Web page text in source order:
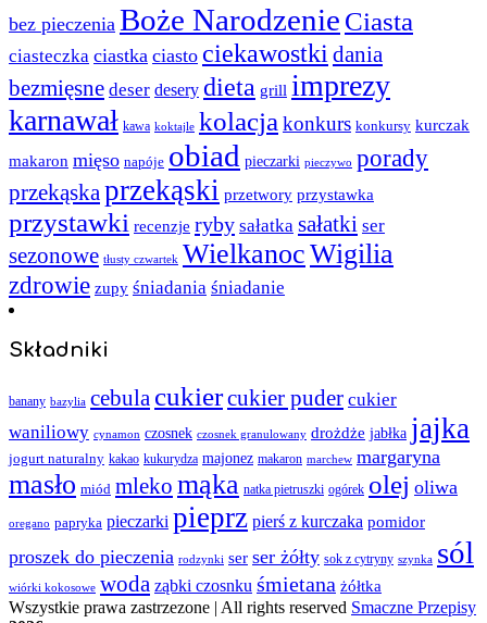
bez pieczenia Boże Narodzenie Ciasta
ciasteczka ciastka ciasto ciekawostki dania
bezmięsne deser desery dieta grill imprezy
karnawał kawa koktajle kolacja konkurs konkursy kurczak
makaron mięso napóje obiad pieczarki pieczywo porady
przekąska przekąski przetwory przystawka
przystawki recenzje ryby sałatka sałatki ser
sezonowe tłusty czwartek WielkanocWigilia
zdrowie zupy śniadania śniadanie
Składniki
banany bazylia cebula cukiercukier puder cukier
waniliowy cynamon czosnek czosnek granulowany drożdże jabłka jajka
jogurt naturalny kakao kukurydza majonez makaron marchew margaryna
masło miód mleko mąka natka pietruszki ogórek olej oliwa
oregano papryka pieczarki pieprz pierś z kurczaka pomidor
proszek do pieczenia rodzynki ser ser żółty sok z cytryny szynka sól
wiórki kokosowe woda ząbki czosnku śmietana żółtka
Wszystkie prawa zastrzezone | All rights reserved Smaczne Przepisy